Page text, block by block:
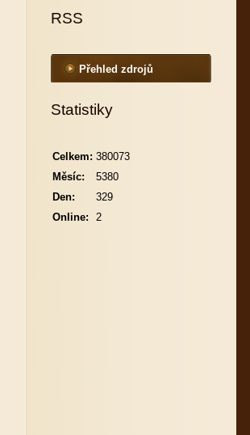
RSS
Přehled zdrojů
Statistiky
Online: 2
Celkem: 380073
Měsíc:
5380
Den:
329